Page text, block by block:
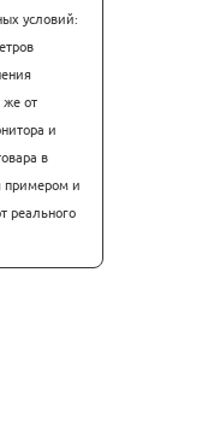
условий:
же от
и
в
примером и
реального